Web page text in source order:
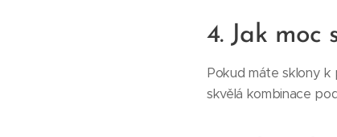
4. Jak moc
Pokud máte sklony
skvělá kombinace